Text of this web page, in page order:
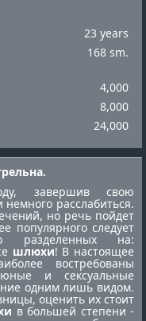
23 years
168 sm.
4,000
8,000
24,000
завершив свою
расслабиться.
но речь пойдет
популярного следует
разделенных на:
шлюхи! В настоящее
востребованы
и сексуальные
одним лишь видом.
оценить их стоит
в большей степени -